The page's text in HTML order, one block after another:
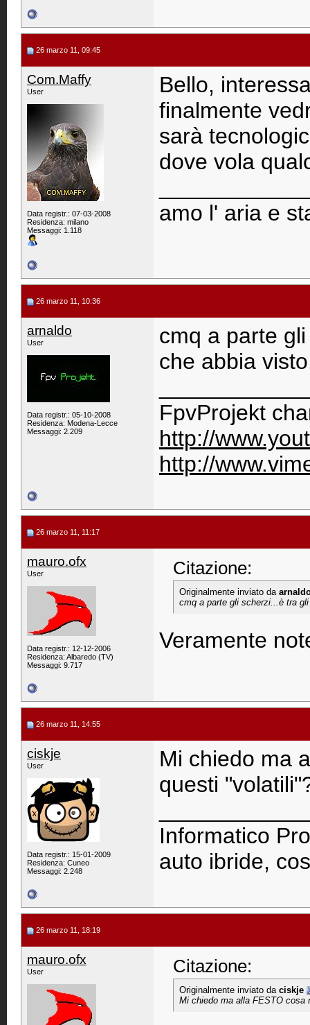
26 marzo 11, 09:45
Com.Maffy
User
Data registr.: 07-03-2008
Residenza: milano
Messaggi: 1.118
Bello,
finalmente
sarà
dove vola
amo l' aria e
26 marzo 11, 10:36
arnaldo
User
Data registr.: 05-10-2008
Residenza: Modena-Lecce
Messaggi: 2.209
cmq a parte
che abbia
FpvProjekt
http://
http://
26 marzo 11, 11:17
mauro.ofx
User
Data registr.: 12-12-2006
Residenza: Albaredo (TV)
Messaggi: 9.717
Citazione:
Originalmente inviato da
cmq a parte gli scherzi...è tra
Veramente
26 marzo 11, 14:55
ciskje
User
Data registr.: 15-01-2009
Residenza: Cuneo
Messaggi: 2.248
Mi chiedo ma
questi
Informatico
auto ibride,
26 marzo 11, 18:19
mauro.ofx
User Citazione:
Originalmente inviato da ciskje
Mi chiedo ma alla FESTO cosa